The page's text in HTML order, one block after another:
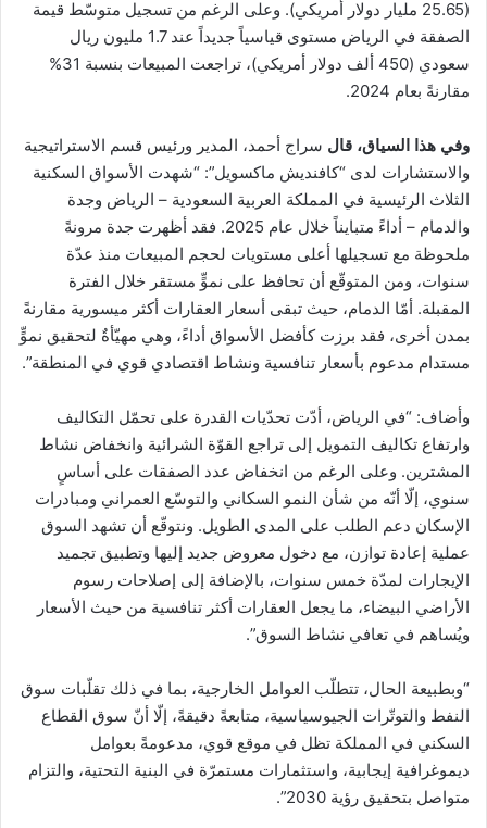
(25.65 مليار دولار أمريكي). وعلى الرغم من تسجيل متوسّط قيمة
الصفقة في الرياض مستوى قياسياً جديداً عند 1.7 مليون ريال
سعودي (450 ألف دولار أمريكي)، تراجعت المبيعات بنسبة 31%
مقارنةً بعام 2024.
وفي هذا السياق، قال سراج أحمد، المدير ورئيس قسم الاستراتيجية
والاستشارات لدى “كافنديش ماكسويل”: “شهدت الأسواق السكنية
الثلاث الرئيسية في المملكة العربية السعودية – الرياض وجدة
والدمام – أداءً متبايناً خلال عام 2025. فقد أظهرت جدة مرونةً
ملحوظة مع تسجيلها أعلى مستويات لحجم المبيعات منذ عدّة
سنوات، ومن المتوقّع أن تحافظ على نموٍّ مستقر خلال الفترة
المقبلة. أمّا الدمام، حيث تبقى أسعار العقارات أكثر ميسورية مقارنةً
بمدن أخرى، فقد برزت كأفضل الأسواق أداءً، وهي مهيّأةٌ لتحقيق نموٍّ
مستدام مدعوم بأسعار تنافسية ونشاط اقتصادي قوي في المنطقة”.
وأضاف: “في الرياض، أدّت تحدّيات القدرة على تحمّل التكاليف
وارتفاع تكاليف التمويل إلى تراجع القوّة الشرائية وانخفاض نشاط
المشترين. وعلى الرغم من انخفاض عدد الصفقات على أساسٍ
سنوي، إلّا أنّه من شأن النمو السكاني والتوسّع العمراني ومبادرات
الإسكان دعم الطلب على المدى الطويل. ونتوقّع أن تشهد السوق
عملية إعادة توازن، مع دخول معروض جديد إليها وتطبيق تجميد
الإيجارات لمدّة خمس سنوات، بالإضافة إلى إصلاحات رسوم
الأراضي البيضاء، ما يجعل العقارات أكثر تنافسية من حيث الأسعار
ويُساهم في تعافي نشاط السوق”.
“وبطبيعة الحال، تتطلّب العوامل الخارجية، بما في ذلك تقلّبات سوق
النفط والتوتّرات الجيوسياسية، متابعةً دقيقةً، إلّا أنّ سوق القطاع
السكني في المملكة تظل في موقع قوي، مدعومةً بعوامل
ديموغرافية إيجابية، واستثمارات مستمرّة في البنية التحتية، والتزام
متواصل بتحقيق رؤية 2030”.